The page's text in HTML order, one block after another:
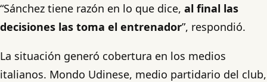
“Sánchez tiene razón en lo que dice, al final las
decisiones las toma el entrenador”, respondió.
La situación generó cobertura en los medios
italianos. Mondo Udinese, medio partidario del club,